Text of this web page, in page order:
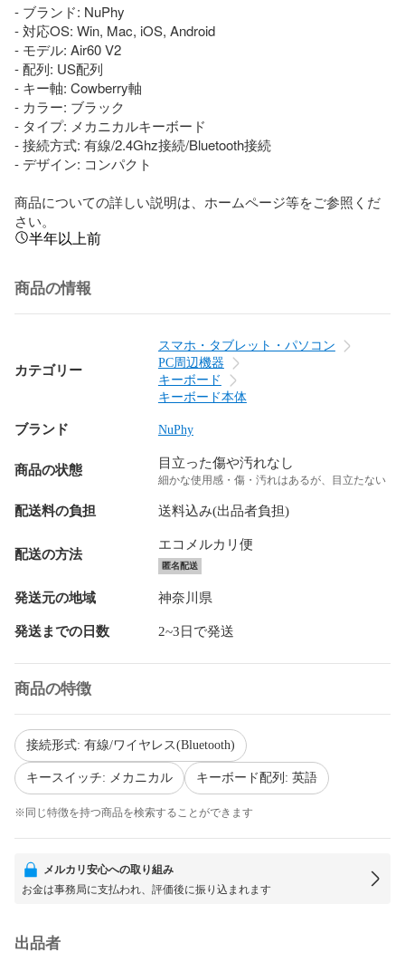
- ブランド: NuPhy
- 対応OS: Win, Mac, iOS, Android
- モデル: Air60 V2
- 配列: US配列
- キー軸: Cowberry軸
- カラー: ブラック
- タイプ: メカニカルキーボード
- 接続方式: 有線/2.4Ghz接続/Bluetooth接続
- デザイン: コンパクト
商品についての詳しい説明は、ホームページ等をご参照くだ
さい。
半年以上前
商品の情報
カテゴリー
スマホ・タブレット・パソコン
PC周辺機器
キーボード
キーボード本体
ブランド NuPhy
商品の状態 目立った傷や汚れなし
細かな使用感・傷・汚れはあるが、目立たない
配送料の負担 送料込み(出品者負担)
配送の方法
エコメルカリ便
匿名配送
発送元の地域 神奈川県
発送までの日数 2~3日で発送
商品の特徴
接続形式: 有線/ワイヤレス(Bluetooth)
キースイッチ: メカニカル キーボード配列: 英語
※同じ特徴を持つ商品を検索することができます
メルカリ安心への取り組み
お金は事務局に支払われ、評価後に振り込まれます
出品者